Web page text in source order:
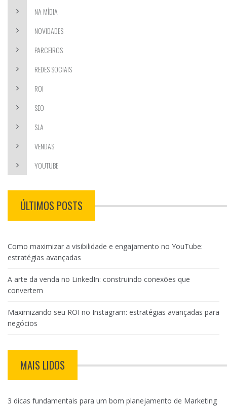
NA MÍDIA
NOVIDADES
PARCEIROS
REDES SOCIAIS
ROI
SEO
SLA
VENDAS
YOUTUBE
ÚLTIMOS POSTS
Como maximizar a visibilidade e engajamento no YouTube:
estratégias avançadas
A arte da venda no LinkedIn: construindo conexões que
convertem
Maximizando seu ROI no Instagram: estratégias avançadas para
negócios
MAIS LIDOS
3 dicas fundamentais para um bom planejamento de Marketing